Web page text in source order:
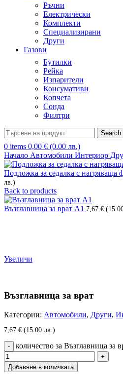
Ръчни
Електрически
Комплекти
Специализирани
Други
Газови
Бутилки
Рейка
Изпарители
Консумативи
Копчета
Сонда
Филтри
Search
0 items 0,00 € (0.00 лв.)
Начало Автомобили Интериор
Подложка за седалка с нагряваща
лв.)
Back to products
Възглавница за врат А1 7,67 €
Увеличи
Възглавница за врат
Категории: Автомобили, Други,
7,67 € (15.00 лв.)
количество за Възглавница за
Добавяне в количката